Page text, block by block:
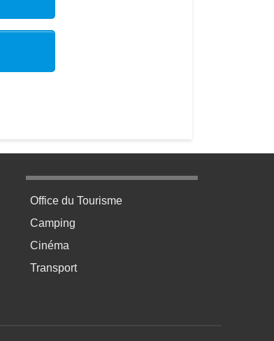
Menu pratique bas de page 4
Office du Tourisme
Camping
Cinéma
Transport